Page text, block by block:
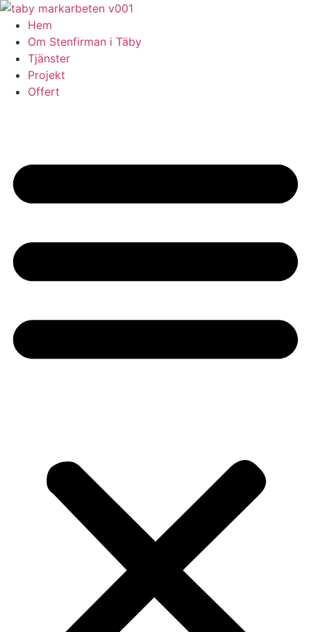
Skip
content
Hem
Om Stenfirman i Täby
Tjänster
Projekt
Offert